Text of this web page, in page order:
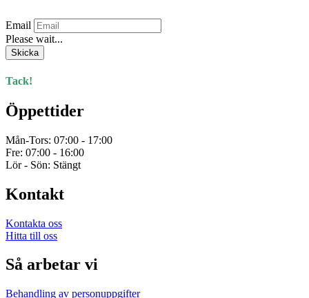
Email
Please wait...
Skicka
Tack!
Öppettider
Mån-Tors: 07:00 - 17:00
Fre: 07:00 - 16:00
Lör - Sön: Stängt
Kontakt
Kontakta oss
Hitta till oss
Så arbetar vi
Behandling av personuppgifter